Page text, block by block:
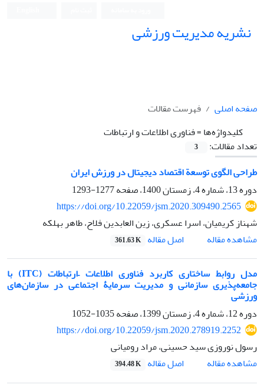
نشریه مدیریت ورزشی
صفحه اصلی
فهرست مقالات
کلیدواژه‌ها =فناوری اطلاعات و ارتباطات
تعداد مقالات:
3
طراحی الگوی توسعة اقتصاد دیجیتال در ورزش ایران
دوره 13، شماره 4، زمستان 1400، صفحه
1277-1293
https://doi.org/10.22059/jsm.2020.309490.2565
شهناز کریمیان، اسرا عسکری، زین العابدین فلاح، طاهر بهلکه
مشاهده مقاله
اصل مقاله 361.63 K
مدل روابط ساختاری کاربرد فناوری اطلاعات –ارتباطات (ITC) با
جامعه‌پذیری سازمانی و مدیریت سرمایۀ اجتماعی در سازمان‌های
ورزشی
دوره 12، شماره 4، زمستان 1399، صفحه
1035-1052
https://doi.org/10.22059/jsm.2020.278919.2252
رسول نوروزی سید حسینی، مراد رومیانی
مشاهده مقاله
اصل مقاله 394.48 K